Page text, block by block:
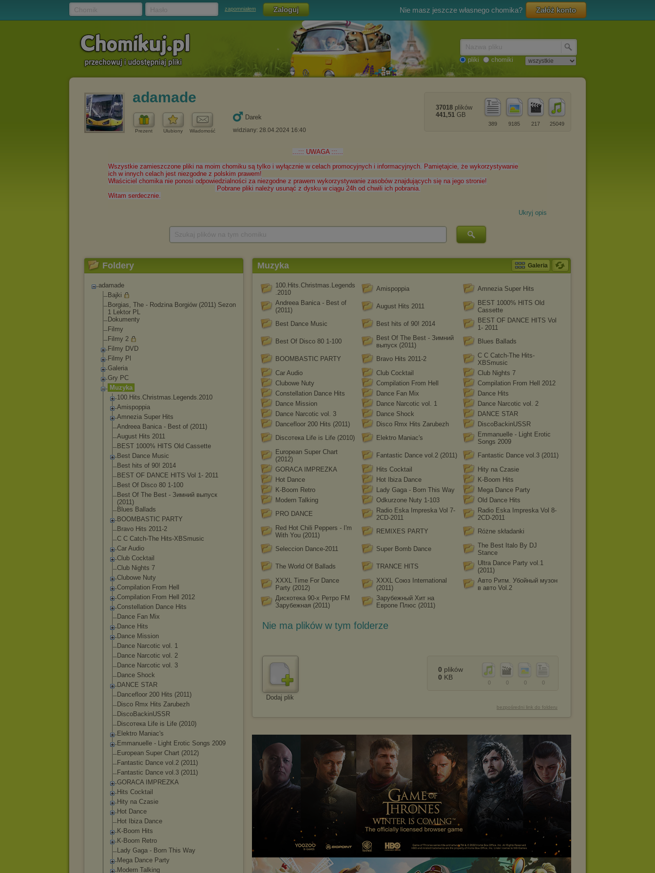
zapomniałem Nie masz jeszcze własnego chomika? Załóż konto
pliki chomiki
adamade
Prezent Ulubiony Wiadomość
Darek
widziany: 28.04.2024 16:40
25049
217
9185
389
37018 plików
441,51 GB
Ukryj opis
Foldery
adamade
Bajki
Borgias, The - Rodzina Borgiów (2011) Sezon
1 Lektor PL
Dokumenty
Filmy
Filmy 2
Filmy DVD
Filmy Pl
Galeria
Gry PC
Muzyka
100.Hits.Christmas.Legends.2010
Amispoppia
Amnezia Super Hits
Andreea Banica - Best of (2011)
August Hits 2011
BEST 1000% HITS Old Cassette
Best Dance Music
Best hits of 90! 2014
BEST OF DANCE HITS Vol 1- 2011
Best Of Disco 80 1-100
Best Of The Best - Зимний выпуск
(2011)
Blues Ballads
BOOMBASTIC PARTY
Bravo Hits 2011-2
C C Catch-The Hits-XBSmusic
Car Audio
Club Cocktail
Club Nights 7
Clubowe Nuty
Compilation From Hell
Compilation From Hell 2012
Constellation Dance Hits
Dance Fan Mix
Dance Hits
Dance Mission
Dance Narcotic vol. 1
Dance Narcotic vol. 2
Dance Narcotic vol. 3
Dance Shock
DANCE STAR
Dancefloor 200 Hits (2011)
Disco Rmx Hits Zarubezh
DiscoBackinUSS R
Discoтека Life is Life (2010)
Elektro Maniac's
Emmanuelle - Light Erotic Songs 2009
European Super Chart (2012)
Fantastic Dance vol.2 (2011)
Fantastic Dance vol.3 (2011)
GORACA IMPREZKA
Hits Cocktail
Hity na Czasie
Hot Dance
Hot Ibiza Dance
K-Boom Hits
K-Boom Retro
Lady Gaga - Born This Way
Mega Dance Party
Modern Talking
Muzyka Galeria
100.Hits.Christmas.Legends
.2010
Amispoppia
Amnezia Super Hits
Andreea Banica - Best of
(2011)
August Hits 2011
BEST 1000% HITS Old
Cassette
Best Dance Music
Best hits of 90! 2014
BEST OF DANCE HITS Vol
1- 2011
Best Of Disco 80 1-100
Best Of The Best - Зимний
выпуск (2011)
Blues Ballads
BOOMBASTIC PARTY Bravo Hits 2011-2
C C Catch-The Hits-
XBSmusic
Car Audio
Club Cocktail
Club Nights 7
Clubowe Nuty
Compilation From Hell
Compilation From Hell 2012
Constellation Dance Hits
Dance Fan Mix
Dance Hits
Dance Mission
Dance Narcotic vol. 1
Dance Narcotic vol. 2
Dance Narcotic vol. 3
Dance Shock
DANCE STAR
Dancefloor 200 Hits (2011)
Disco Rmx Hits Zarubezh
DiscoBackinUSSR
Discoтека Life is Life (2010)
Elektro Maniac's
Emmanuelle - Light Erotic
Songs 2009
European Super Chart
(2012)
Fantastic Dance vol.2 (2011)
Fantastic Dance vol.3 (2011)
GORACA IMPREZKA
Hits Cocktail
Hity na Czasie
Hot Dance
Hot Ibiza Dance
K-Boom Hits
K-Boom Retro
Lady Gaga - Born This Way
Mega Dance Party
Modern Talking
Odkurzone Nuty 1-103
Old Dance Hits
PRO DANCE
Radio Eska Impreska Vol 7-
2CD-2011
Radio Eska Impreska Vol 8-
2CD-2011
Red Hot Chili Peppers - I'm
With You (2011)
REMIXES PARTY Różne składanki
Seleccion Dance-2011 Super Bomb Dance
The Best Italo By DJ
Stance
The World Of Ballads
TRANCE HITS
Ultra Dance Party vol.1
(2011)
XXXL Time For Dance
Party (2012)
XXXL Союз International
(2011)
Авто Ритм. Убойный музон
в авто Vol.2
Дискотека 90-х Ретро FM
Зарубежная (2011)
Зарубежный Хит на
Европе Плюс (2011)
Nie ma plików w tym folderze
Dodaj plik
0
0
0
0
0 plików
0 KB
bezpośredni link do folderu